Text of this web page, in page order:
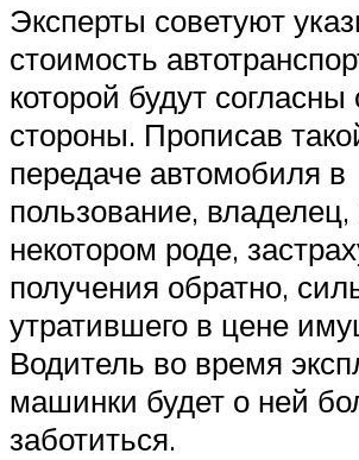
Эксперты советуют
стоимость
которой будут согласны
стороны. Прописав
передаче автомобиля в
пользование, владелец,
некотором роде,
получения обратно,
утратившего в цене
Водитель во время
машинки будет о ней
заботиться.